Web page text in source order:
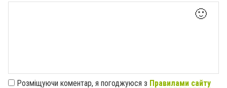
🙂
Розміщуючи коментар, я погоджуюся з Правилами сайту